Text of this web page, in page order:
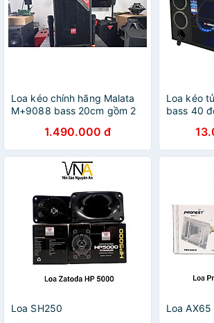
Loa kéo chính hãng Malata
M+9088 bass 20cm gồm 2
1.490.000 đ
Loa kéo
bass 40
Bossinon
2.400w-
Loa SH250 Loa AX65